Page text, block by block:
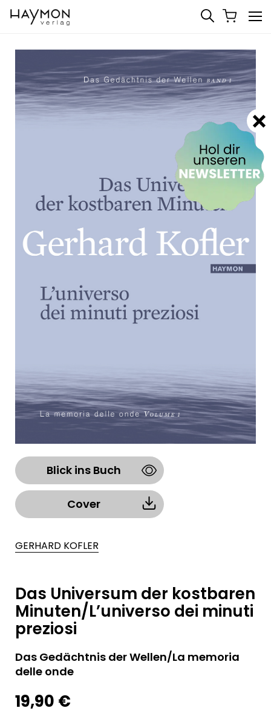
Blick ins Buch
Cover
GERHARD KOFLER
Das Universum der kostbaren
Minuten/L’universo dei minuti
preziosi
Das Gedächtnis der Wellen/La memoria
delle onde
19,90 €